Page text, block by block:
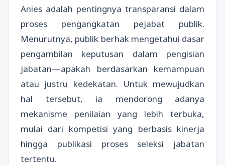
Anies adalah pentingnya transparansi dalam
proses pengangkatan pejabat publik.
Menurutnya, publik berhak mengetahui dasar
pengambilan keputusan dalam pengisian
jabatan—apakah berdasarkan kemampuan
atau justru kedekatan. Untuk mewujudkan
hal tersebut, ia mendorong adanya
mekanisme penilaian yang lebih terbuka,
mulai dari kompetisi yang berbasis kinerja
hingga publikasi proses seleksi jabatan
tertentu.